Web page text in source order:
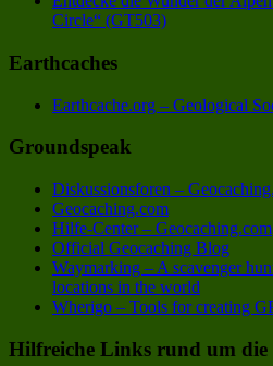
Circle“ (GT503)
Earthcaches
Earthcache.org – Geological
Groundspeak
Diskussionsforen –
Geocaching.com
Hilfe-Center – Geocaching.com
Official Geocaching Blog
Waymarking – A scavenger
locations in the world
Wherigo – Tools for creating
Hilfreiche Links rund um die